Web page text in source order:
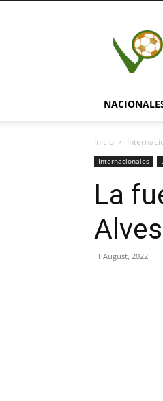
Inicio
Internacionales
La
Alves
1 August, 2022